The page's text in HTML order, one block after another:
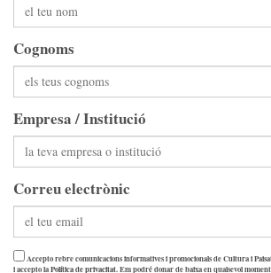
Cognoms
Empresa / Institució
Correu electrònic
Accepto rebre comunicacions informatives i promocionals de Cultura i
i accepto laPolítica de privacitat. Em podré donar de baixa en qualsevol